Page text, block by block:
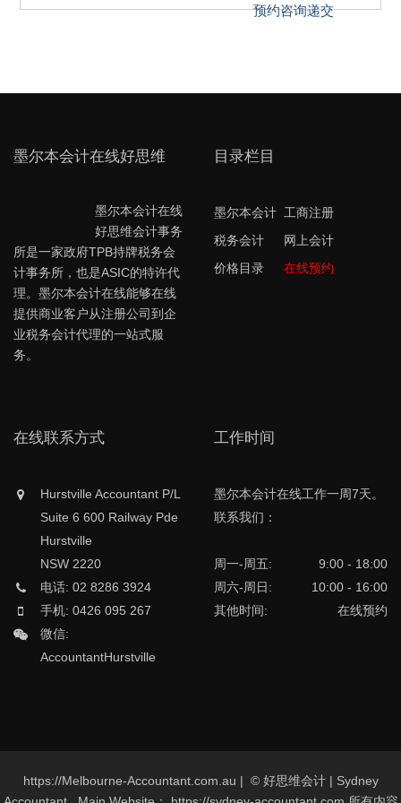
墨尔本会计在线好思维
墨尔本会计在线
好思维会计事务
所是一家政府TPB持牌税务会
计事务所，也是ASIC的特许代
理。墨尔本会计在线能够在线
提供商业客户从注册公司到企
业税务会计代理的一站式服
务。
目录栏目
墨尔本会计 工商注册
税务会计
网上会计
价格目录
在线预约
在线联系方式
Hurstville Accountant P/L
Suite 6 600 Railway Pde
Hurstville
NSW 2220
电话: 02 8286 3924
手机: 0426 095 267
微信:
AccountantHurstville
工作时间
墨尔本会计在线工作一周7天。
联系我们：
周一-周五:
9:00 - 18:00
周六-周日:
10:00 - 16:00
其他时间:
在线预约
https://Melbourne-Accountant.com.au | © 好思维会计 | Sydney